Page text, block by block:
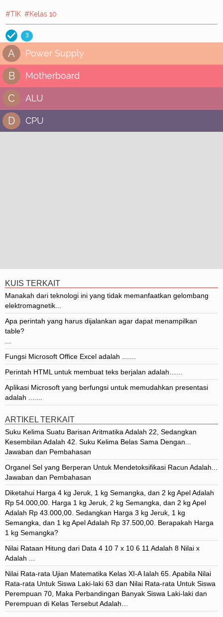
#TIK #Kelas 10
3
A Power Supply
B Motherboard
C ALU
D CPU
KUIS TERKAIT
Manakah dari teknologi ini yang tidak memanfaatkan gelombang
elektromagnetik...
Apa perintah yang harus dijalankan agar dapat menampilkan
table?
Fungsi Microsoft Office Excel adalah .......
Perintah HTML untuk membuat teks berjalan adalah…...
Aplikasi Microsoft yang berfungsi untuk memudahkan presentasi
adalah .......
ARTIKEL TERKAIT
Suku Kelima Suatu Barisan Aritmatika Adalah 22, Sedangkan
Kesembilan Adalah 42. Suku Kelima Belas Sama Dengan...
Jawaban dan Pembahasan
Organel Sel yang Berperan Untuk Mendetoksifikasi Racun Adalah...
Jawaban dan Pembahasan
Diketahui Harga 4 kg Jeruk, 1 kg Semangka, dan 2 kg Apel Adalah
Rp 54.000,00. Harga 1 kg Jeruk, 2 kg Semangka, dan 2 kg Apel
Adalah Rp 43.000,00. Sedangkan Harga 3 kg Jeruk, 1 kg
Semangka, dan 1 kg Apel Adalah Rp 37.500,00. Berapakah Harga
1 kg Semangka?
Nilai Rataan Hitung dari Data 4 10 7 x 10 6 11 Adalah 8 Nilai x
Adalah ...
Nilai Rata-rata Ujian Matematika Kelas XI-A Ialah 65. Apabila Nilai
Rata-rata Untuk Siswa Laki-laki 63 dan Nilai Rata-rata Untuk Siswa
Perempuan 70, Maka Perbandingan Banyak Siswa Laki-laki dan
Perempuan di Kelas Tersebut Adalah…